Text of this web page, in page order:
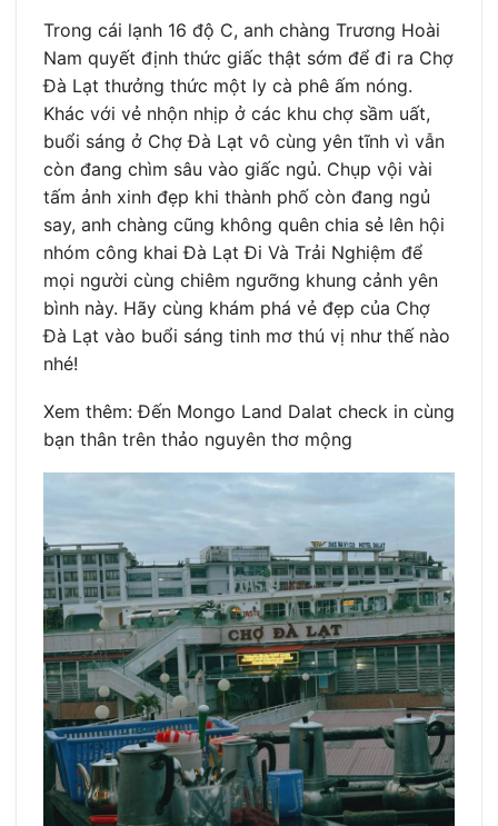
Trong cái lạnh 16 độ C, anh chàng Trương Hoài
Nam quyết định thức giấc thật sớm để đi ra Chợ
Đà Lạt thưởng thức một ly cà phê ấm nóng.
Khác với vẻ nhộn nhịp ở các khu chợ sầm uất,
buổi sáng ở Chợ Đà Lạt vô cùng yên tĩnh vì vẫn
còn đang chìm sâu vào giấc ngủ. Chụp vội vài
tấm ảnh xinh đẹp khi thành phố còn đang ngủ
say, anh chàng cũng không quên chia sẻ lên hội
nhóm công khai Đà Lạt Đi Và Trải Nghiệm để
mọi người cùng chiêm ngưỡng khung cảnh yên
bình này. Hãy cùng khám phá vẻ đẹp của Chợ
Đà Lạt vào buổi sáng tinh mơ thú vị như thế nào
nhé!
Xem thêm: Đến Mongo Land Dalat check in cùng
bạn thân trên thảo nguyên thơ mộng